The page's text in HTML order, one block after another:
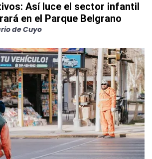
Así luce el sector infantil
en el Parque Belgrano
de Cuyo